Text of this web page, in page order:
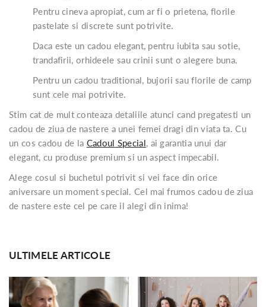
Pentru cineva apropiat, cum ar fi o prietena, florile
pastelate si discrete sunt potrivite.
Daca este un cadou elegant, pentru iubita sau sotie,
trandafirii, orhideele sau crinii sunt o alegere buna.
Pentru un cadou traditional, bujorii sau florile de camp
sunt cele mai potrivite.
Stim cat de mult conteaza detaliile atunci cand pregatesti un
cadou de ziua de nastere a unei femei dragi din viata ta. Cu
un cos cadou de la Cadoul Special, ai garantia unui dar
elegant, cu produse premium si un aspect impecabil.
Alege cosul si buchetul potrivit si vei face din orice
aniversare un moment special. Cel mai frumos cadou de ziua
de nastere este cel pe care il alegi din inima!
ULTIMELE ARTICOLE